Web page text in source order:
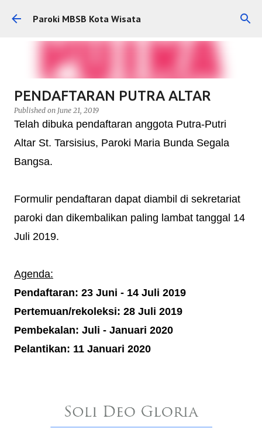
Skip to main content
Paroki MBSB Kota Wisata
PENDAFTARAN PUTRA ALTAR
Published on June 21, 2019
Telah dibuka pendaftaran anggota Putra-Putri
Altar St. Tarsisius, Paroki Maria Bunda Segala
Bangsa.
Formulir pendaftaran dapat diambil di sekretariat
paroki dan dikembalikan paling lambat tanggal 14
Juli 2019.
Agenda:
Pendaftaran: 23 Juni - 14 Juli 2019
Pertemuan/rekoleksi: 28 Juli 2019
Pembekalan: Juli - Januari 2020
Pelantikan: 11 Januari 2020